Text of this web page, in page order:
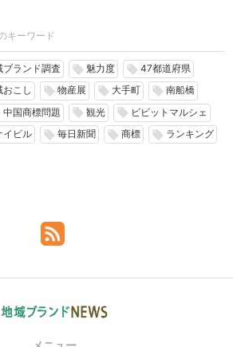
キーワード
ブランド調査 local_offer 魅力度 local_offer 47都道府県
おこし local_offer 物産展 local_offer 大手町 local_offer 南船橋
中国商標問題 local_offer 観光 local_offer ビビットマルシェ
イビル local_offer 毎日新聞 local_offer 商標 local_offer ランキング